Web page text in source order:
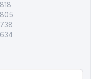
818
805
738
634